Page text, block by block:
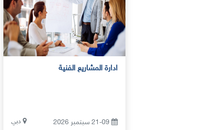
ادارة المشاريع الفنية
دبي